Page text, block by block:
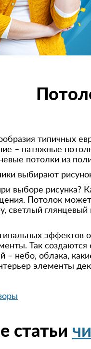
типичных
– натяжные
потолки из
выбирают
выборе рисунка?
Потолок
светлый
эффектов
Так
– небо, облака,
элементы
статьи